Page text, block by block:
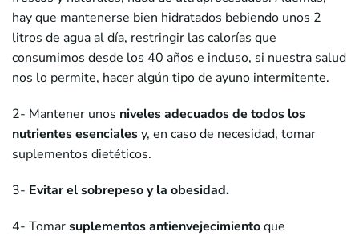
hay que mantenerse bien hidratados bebiendo unos 2
litros de agua al día, restringir las calorías que
consumimos desde los 40 años e incluso, si nuestra salud
nos lo permite, hacer algún tipo de ayuno intermitente.
2- Mantener unos niveles adecuados de todos los
nutrientes esencialesy, en caso de necesidad, tomar
suplementos dietéticos.
3- Evitar el sobrepeso y la obesidad.
4- Tomarsuplementos antienvejecimientoque